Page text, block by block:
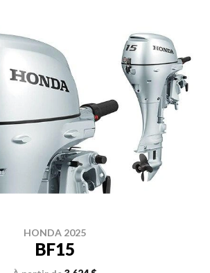
HONDA 2025
BF15